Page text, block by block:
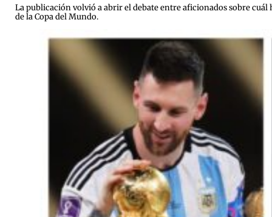
La publicación volvió a abrir el debate entre aficionados sobre
de la Copa del Mundo.